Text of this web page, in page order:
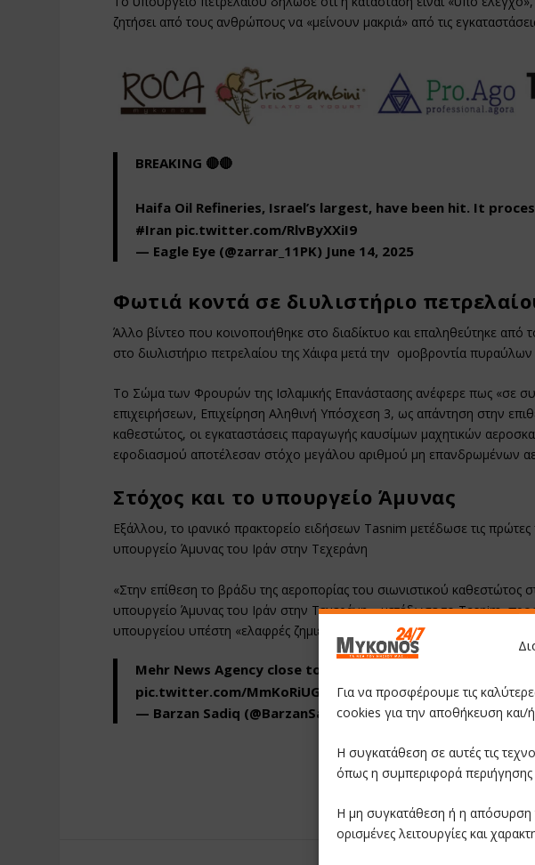
Για να προσφέρουμε τις
cookies για την αποθήκευση
Η συγκατάθεση σε αυτές τις
όπως η συμπεριφορά περιήγησης
Η μη συγκατάθεση ή η απόσυρση
ορισμένες λειτουργίες και
ζητήσει από τους ανθρώπους να «μείνουν μακριά» από τις
BREAKING 🔴🔴
Haifa Oil Refineries, Israel’s largest, have been hit. It
#Iran pic.twitter.com/RlvByXXiI9
— Eagle Eye (@zarrar_11PK) June 14, 2025
Φωτιά κοντά σε διυλιστήριο
Άλλο βίντεο που κοινοποιήθηκε στο διαδίκτυο και επαληθεύτηκε από
στο διυλιστήριο πετρελαίου της Χάιφα μετά την ομοβροντία
Το Σώμα των Φρουρών της Ισλαμικής Επανάστασης ανέφερε πως «σε
επιχειρήσεων, Επιχείρηση Αληθινή Υπόσχεση 3, ως απάντηση στην
καθεστώτος, οι εγκαταστάσεις παραγωγής καυσίμων μαχητικών
εφοδιασμού αποτέλεσαν στόχο μεγάλου αριθμού μη επανδρωμένων
Στόχος και το υπουργείο Άμυνας
Εξάλλου, το ιρανικό πρακτορείο ειδήσεων Tasnim μετέδωσε τις πρώτες
υπουργείο Άμυνας του Ιράν στην Τεχεράνη
«Στην επίθεση το βράδυ της αεροπορίας του σιωνιστικού καθεστώτος
υπουργείο Άμυνας του Ιράν στην Τεχεράνη», μετέδωσε το Tasnim,
υπουργείου υπέστη «ελαφρές ζημιές».
Mehr News Agency close to Shahran oil depot in northwest
pic.twitter.com/MmKoRiUGll
— Barzan Sadiq (@BarzanSadiq)June 14, 2025